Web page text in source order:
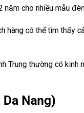
năm cho nhiều mẫu
hàng có thể tìm thấy
Trung thường có
Nang)